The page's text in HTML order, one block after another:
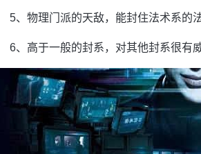
5、物理门派的天敌，能封住法术系的
6、高于一般的封系，对其他封系很有